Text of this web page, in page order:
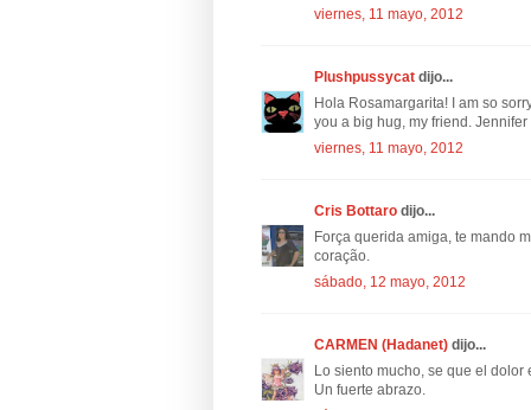
viernes, 11 mayo, 2012
Plushpussycat dijo...
Hola Rosamargarita! I am so
you a big hug, my friend. Jennifer
viernes, 11 mayo, 2012
Cris Bottaro dijo...
Força querida amiga, te mando
coração.
sábado, 12 mayo, 2012
CARMEN (Hadanet) dijo...
Lo siento mucho, se que el dolor
Un fuerte abrazo.